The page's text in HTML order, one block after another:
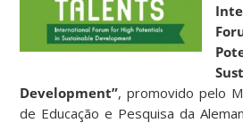
Development”, promovido pelo
de Educação e Pesquisa da